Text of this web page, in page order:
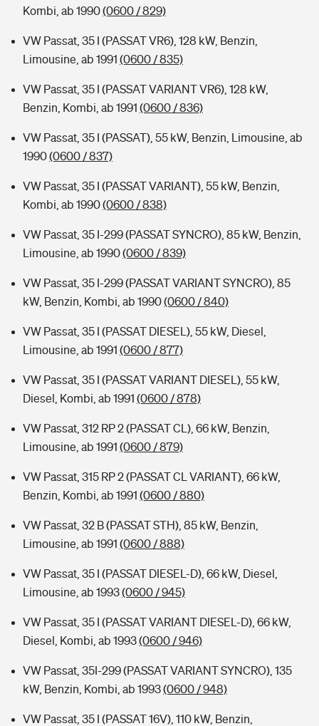
Kombi, ab 1990(0600 / 829)
VW Passat, 35 I (PASSAT VR6), 128 kW, Benzin,
Limousine, ab 1991 (0600 / 835)
VW Passat, 35 I (PASSAT VARIANT VR6), 128 kW,
Benzin, Kombi, ab 1991 (0600 / 836)
VW Passat, 35 I (PASSAT), 55 kW, Benzin, Limousine, ab
1990(0600 / 837)
VW Passat, 35 I (PASSAT VARIANT), 55 kW, Benzin,
Kombi, ab 1990(0600 / 838)
VW Passat, 35 I-299 (PASSAT SYNCRO), 85 kW, Benzin,
Limousine, ab 1990(0600 / 839)
VW Passat, 35 I-299 (PASSAT VARIANT SYNCRO), 85
kW, Benzin, Kombi, ab 1990(0600 / 840)
VW Passat, 35 I (PASSAT DIESEL), 55 kW, Diesel,
Limousine, ab 1991 (0600 / 877)
VW Passat, 35 I (PASSAT VARIANT DIESEL), 55 kW,
Diesel, Kombi, ab 1991 (0600 / 878)
VW Passat, 312 RP 2 (PASSAT CL), 66 kW, Benzin,
Limousine, ab 1991 (0600 / 879)
VW Passat, 315 RP 2 (PASSAT CL VARIANT), 66 kW,
Benzin, Kombi, ab 1991 (0600 / 880)
VW Passat, 32 B (PASSAT STH), 85 kW, Benzin,
Limousine, ab 1991 (0600 / 888)
VW Passat, 35 I (PASSAT DIESEL-D), 66 kW, Diesel,
Limousine, ab 1993(0600 / 945)
VW Passat, 35 I (PASSAT VARIANT DIESEL-D), 66 kW,
Diesel, Kombi, ab 1993(0600 / 946)
VW Passat, 35I-299 (PASSAT VARIANT SYNCRO), 135
kW, Benzin, Kombi, ab 1993(0600 / 948)
VW Passat, 35 I (PASSAT 16V), 110 kW, Benzin,